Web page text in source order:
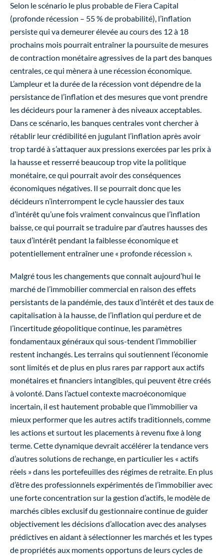
Selon le scénario le plus probable de Fiera Capital
(profonde récession – 55 % de probabilité), l’inflation
persiste qui va demeurer élevée au cours des 12 à 18
prochains mois pourrait entraîner la poursuite de mesures
de contraction monétaire agressives de la part des banques
centrales, ce qui mènera à une récession économique.
L’ampleur et la durée de la récession vont dépendre de la
persistance de l’inflation et des mesures que vont prendre
les décideurs pour la ramener à des niveaux acceptables.
Dans ce scénario, les banques centrales vont chercher à
rétablir leur crédibilité en jugulant l’inflation après avoir
trop tardé à s’attaquer aux pressions exercées par les prix à
la hausse et resserré beaucoup trop vite la politique
monétaire, ce qui pourrait avoir des conséquences
économiques négatives. Il se pourrait donc que les
décideurs n’interrompent le cycle haussier des taux
d’intérêt qu’une fois vraiment convaincus que l’inflation
baisse, ce qui pourrait se traduire par d’autres hausses des
taux d’intérêt pendant la faiblesse économique et
potentiellement entraîner une « profonde récession ».
Malgré tous les changements que connaît aujourd’hui le
marché de l’immobilier commercial en raison des effets
persistants de la pandémie, des taux d’intérêt et des taux de
capitalisation à la hausse, de l’inflation qui perdure et de
l’incertitude géopolitique continue, les paramètres
fondamentaux généraux qui sous-tendent l’immobilier
restent inchangés. Les terrains qui soutiennent l’économie
sont limités et de plus en plus rares par rapport aux actifs
monétaires et financiers intangibles, qui peuvent être créés
à volonté. Dans l’actuel contexte macroéconomique
incertain, il est hautement probable que l’immobilier va
mieux performer que les autres actifs traditionnels, comme
les actions et surtout les placements à revenu fixe à long
terme. Cette dynamique devrait accélérer la tendance vers
d’autres solutions de rechange, en particulier les « actifs
réels » dans les portefeuilles des régimes de retraite. En plus
d’être des professionnels expérimentés de l’immobilier avec
une forte concentration sur la gestion d’actifs, le modèle de
marchés cibles exclusif du gestionnaire continue de guider
objectivement les décisions d’allocation avec des analyses
prédictives en aidant à sélectionner les marchés et les types
de propriétés aux moments opportuns de leurs cycles de